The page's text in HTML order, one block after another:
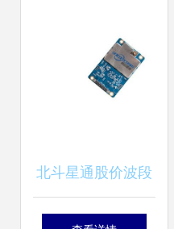
北斗星通股价波段
回调后的技术迷思